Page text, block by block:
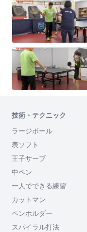
技術・テクニック
ラージボール
表ソフト
王子サーブ
中ペン
一人でできる練習
カットマン
ペンホルダー
スパイラル打法